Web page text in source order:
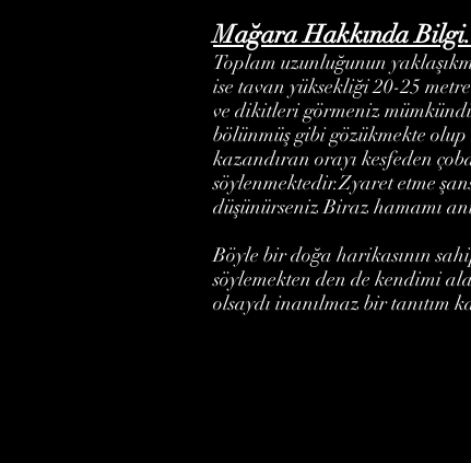
Mağara Hakkında Bilgi.
Toplam uzunluğunun
ise tavan yüksekliği 20-25
ve dikitleri görmeniz
bölünmüş gibi gözükmekte
kazandıran orayı kesfeden
söylenmektedir.Zyaret etme
düşünürseniz Biraz hamamı
Böyle bir doğa harikasının
söylemekten den de kendimi
olsaydı inanılmaz bir tanıtım